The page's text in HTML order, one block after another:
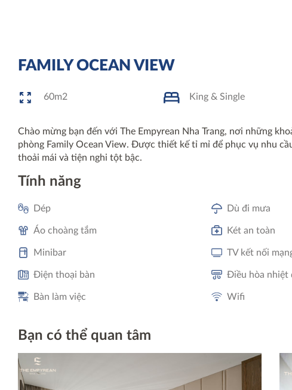
FAMILY OCEAN VIEW
60m2 King & Single
Chào mừng bạn đến với The Empyrean Nha Trang, nơi những
phòng Family Ocean View. Được thiết kế tỉ mỉ để phục vụ nhu
thoải mái và tiện nghi tột bậc.
Tính năng
Dép Dù đi mưa
Áo choàng tắm Két an toàn
Minibar TV kết nối
Điện thoại bàn Điều hòa nhiệt
Bàn làm việc Wifi
Bạn có thể quan tâm